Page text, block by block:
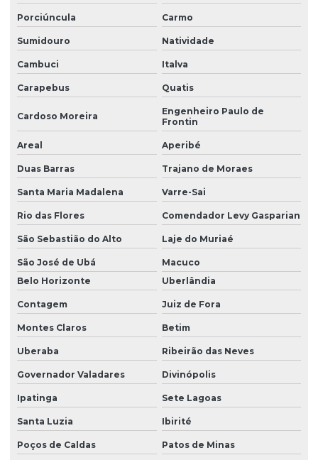
Licença prévia de ampliação
Licença prévia e de instalação
Licença prévia e de instalação unificadas
Licença prévia e licença de instalação
Licença prévia licença de instalação licença de operação
Licenciamento ambiental de atividades rurais
Licenciamento ambiental de barragens
Licenciamento ambiental para construção civil
Licenciamento ambiental para empresas
Licenciamento ambiental de fábricas
Licenciamento ambiental industrial
Licenciamento ambiental para loteamento
Licenciamento ambiental para mineração
Licenciamento ambiental rural
Licenciamento ambiental urbano
Porciúncula Carmo
Sumidouro Natividade
Cambuci Italva
Carapebus Quatis
Cardoso Moreira
Engenheiro Paulo de
Frontin
Areal Aperibé
Duas Barras Trajano de Moraes
Santa Maria Madalena Varre-Sai
Rio das Flores Comendador Levy Gasparian
São Sebastião do Alto Laje do Muriaé
São José de Ubá
Macuco
Belo Horizonte
Uberlândia
Contagem Juiz de Fora
Montes Claros Betim
Uberaba Ribeirão das Neves
Governador Valadares Divinópolis
Ipatinga Sete Lagoas
Santa Luzia Ibirité
Poços de Caldas Patos de Minas